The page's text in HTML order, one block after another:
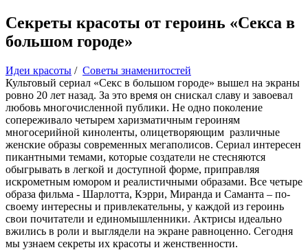
Секреты красоты от героинь «Секса в
большом городе»
Идеи красоты / Советы знаменитостей
Культовый сериал «Секс в большом городе» вышел на экраны
ровно 20 лет назад. За это время он снискал славу и завоевал
любовь многочисленной публики. Не одно поколение
сопереживало четырем харизматичным героиням
многосерийной киноленты, олицетворяющим различные
женские образы современных мегаполисов. Сериал интересен
пикантными темами, которые создатели не стесняются
обыгрывать в легкой и доступной форме, приправляя
искрометным юмором и реалистичными образами. Все четыре
образа фильма - Шарлотта, Кэрри, Миранда и Саманта – по-
своему интересны и привлекательны, у каждой из героинь
свои почитатели и единомышленники. Актрисы идеально
вжились в роли и выглядели на экране равноценно. Сегодня
мы узнаем секреты их красоты и женственности.